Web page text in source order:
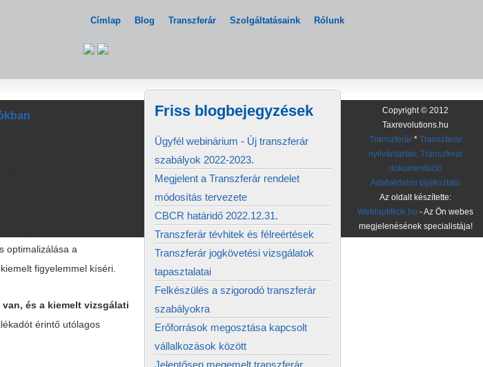
Címlap Blog Transzferár Szolgáltatásaink Rólunk
optimalizálása a
figyelemmel kíséri.
és a kiemelt vizsgálati
érintő utólagos
Friss blogbejegyzések
Ügyfél webinárium - Új transzferár
szabályok 2022-2023.
Megjelent a Transzferár rendelet
módosítás tervezete
CBCR határidő 2022.12.31.
Transzferár tévhitek és félreértések
Transzferár jogkövetési vizsgálatok
tapasztalatai
Felkészülés a szigorodó transzferár
szabályokra
Erőforrások megosztása kapcsolt
vállalkozások között
Jelentősen megemelt transzferár
Copyright © 2012
Taxrevolutions.hu
Transzferár* Transzferár
nyilvántartás, Transzferár
dokumentáció
Adatvédelmi tájékoztató
Az oldalt készítette:
Weblaptitkok.hu - Az Ön webes
megjelenésének specialistája!